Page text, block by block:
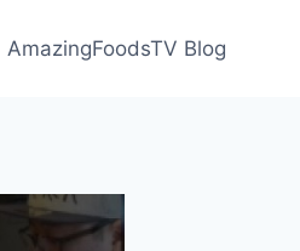
AmazingFoodsTV Blog